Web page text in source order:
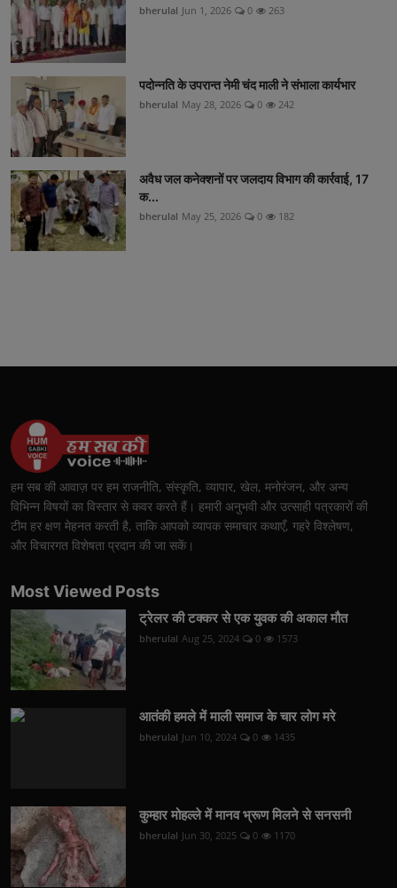
bherulal Jun 1, 2026 0 263
पदोन्नति के उपरान्त नेमी चंद माली ने संभाला कार्यभार
bherulal May 28, 2026 0 242
अवैध जल कनेक्शनों पर जलदाय विभाग की कार्रवाई, 17
क...
bherulal May 25, 2026 0 182
हम सब की आवाज़ पर हम राजनीति, संस्कृति, व्यापार, खेल, मनोरंजन, और अन्य
विभिन्न विषयों का विस्तार से कवर करते हैं। हमारी अनुभवी और उत्साही पत्रकारों की
टीम हर क्षण मेहनत करती है, ताकि आपको व्यापक समाचार कथाएँ, गहरे विश्लेषण,
और विचारगत विशेषता प्रदान की जा सकें।
Most Viewed Posts
ट्रेलर की टक्कर से एक युवक की अकाल मौत
bherulal Aug 25, 2024 0 1573
आतंकी हमले में माली समाज के चार लोग मरे
bherulal Jun 10, 2024 0 1435
कुम्हार मोहल्ले में मानव भ्रूण मिलने से सनसनी
bherulal Jun 30, 2025 0 1170